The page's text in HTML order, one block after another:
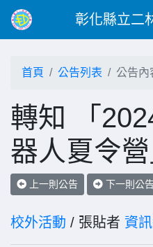
彰化縣立二
首頁 公告列表 公告內
轉知 「
器人夏令營
上一則公告 下一則公
校外活動 / 張貼者 資